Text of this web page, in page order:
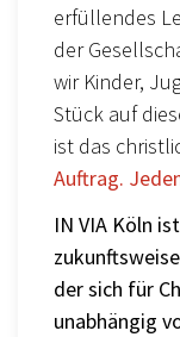
erfüllendes
der
wir Kinder,
Stück auf
ist das
Auftrag.
IN VIA Köln
der sich für
unabhängig